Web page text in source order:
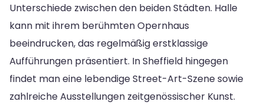
Unterschiede zwischen den beiden Städten. Halle
kann mit ihrem berühmten Opernhaus
beeindrucken, das regelmäßig erstklassige
Aufführungen präsentiert. In Sheffield hingegen
findet man eine lebendige Street-Art-Szene sowie
zahlreiche Ausstellungen zeitgenössischer Kunst.